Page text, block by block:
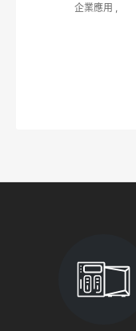
企業應用 ,